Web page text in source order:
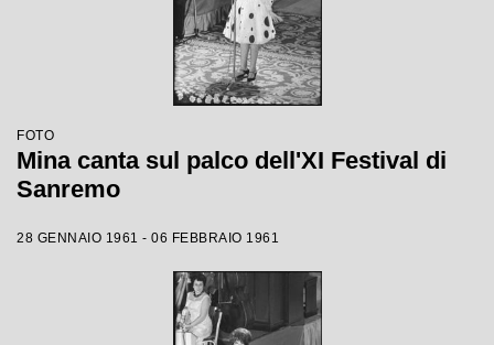
FOTO
Mina canta sul palco dell'XI Festival di
Sanremo
28 GENNAIO 1961 - 06 FEBBRAIO 1961